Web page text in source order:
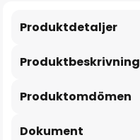
Produktbeskrivning
Produktdetaljer
Produktomdömen
Dokument